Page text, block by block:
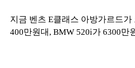
지금 벤츠 E클래스 아방가르드가
400만원대, BMW 520i가 6300만